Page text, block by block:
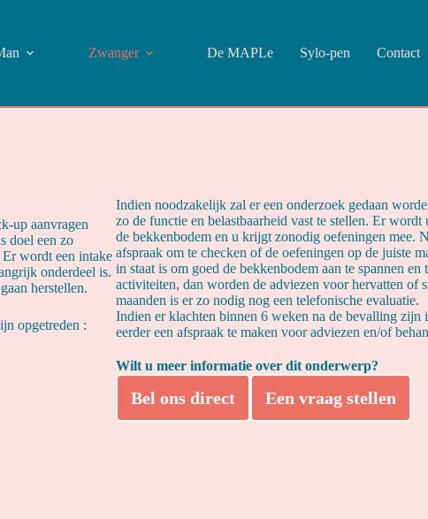
Zwanger De MAPLe Sylo-pen Contact
up aanvragen
doel een zo
wordt een intake
onderdeel is.
herstellen.
opgetreden :
Indien noodzakelijk zal er een onderzoek gedaan
zo de functie en belastbaarheid vast te stellen. Er
de bekkenbodem en u krijgt zonodig oefeningen mee.
afspraak om te checken of de oefeningen op de juiste
in staat is om goed de bekkenbodem aan te spannen
activiteiten, dan worden de adviezen voor hervatten of
maanden is er zo nodig nog een telefonische evaluatie.
Indien er klachten binnen 6 weken na de bevalling
eerder een afspraak te maken voor adviezen en/of
Wilt u meer informatie over dit onderwerp?
Bel ons direct Een vraag stellen